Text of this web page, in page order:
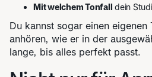
Mit welchem Tonfall dein
Du kannst sogar einen
anhören, wie er in der
lange, bis alles perfekt passt.